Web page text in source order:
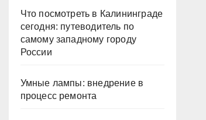
Что посмотреть в Калининграде
сегодня: путеводитель по
самому западному городу
России
Умные лампы: внедрение в
процесс ремонта